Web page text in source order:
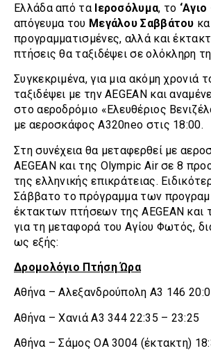
Ελλάδα από τα Ιεροσόλυμα, το
απόγευμα του Μεγάλου Σαββάτου
προγραμματισμένες, αλλά και
πτήσεις θα ταξιδέψει σε ολόκληρη
Συγκεκριμένα, για μια ακόμη χρονιά
ταξιδέψει με την AEGEAN και
στο αεροδρόμιο «Ελευθέριος
με αεροσκάφος Α320neo στις 18:00.
Στη συνέχεια θα μεταφερθεί με
AEGEAN και της Olympic Air σε 8
της ελληνικής επικράτειας.
Σάββατο το πρόγραμμα των
έκτακτων πτήσεων της AEGEAN και
για τη μεταφορά του Αγίου Φωτός,
ως εξής:
Δρομολόγιο Πτήση Ώρα
Αθήνα – Αλεξανδρούπολη Α3 146
Αθήνα – Χανιά A3 344 22:35 – 23:25
Αθήνα – Σάμος OA 3004 (έκτακτη)